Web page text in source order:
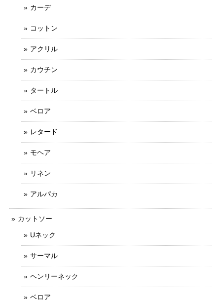
カーデ
コットン
アクリル
カウチン
タートル
ベロア
レタード
モヘア
リネン
アルパカ
カットソー
Uネック
サーマル
ヘンリーネック
ベロア